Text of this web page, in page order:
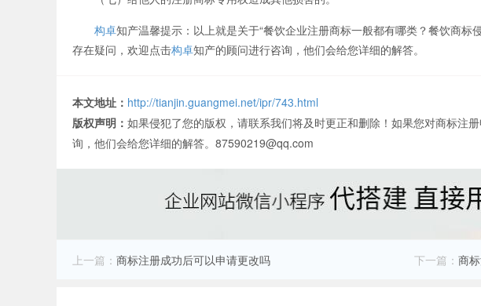
构卓知产温馨提示：以上就是关于“餐饮企业注册商标一般都有哪类？餐饮商
存在疑问，欢迎点击构卓知产的顾问进行咨询，他们会给您详细的解答。
本文地址： http://tianjin.guangmei.net/ipr/743.html
版权声明： 如果侵犯了您的版权，请联系我们将及时更正和删除！如果您对商标注
询，他们会给您详细的解答。87590219@qq.com
上一篇： 商标注册成功后可以申请更改吗 下一篇： 商